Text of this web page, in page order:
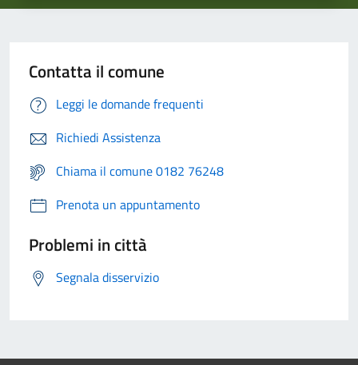
Contatta il comune
Leggi le domande frequenti
Richiedi Assistenza
Chiama il comune 0182 76248
Prenota un appuntamento
Problemi in città
Segnala disservizio